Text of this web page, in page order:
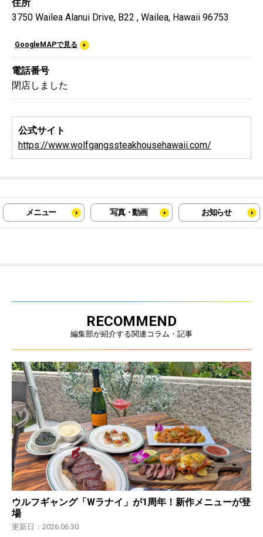
住所
3750 Wailea Alanui Drive, B22 , Wailea, Hawaii 96753
GoogleMAPで見る
電話番号
閉店しました
公式サイト
https://www.wolfgangssteakhousehawaii.com/
メニュー 写真・動画 お知らせ
RECOMMEND
編集部が紹介する関連コラム・記事
ウルフギャング「Wラナイ」が1周年！新作メニューが登
場
更新日：2026.06.30